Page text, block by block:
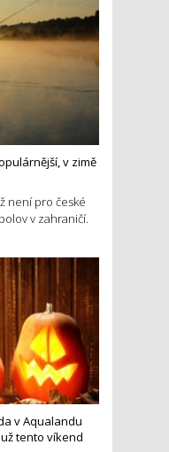
v zimě
není pro české
v zahraničí.
v Aqualandu
tento víkend